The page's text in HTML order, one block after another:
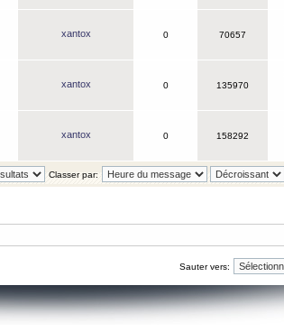
xantox 0 70657
xantox 0 135970
xantox 0 158292
Classer par:
Sauter vers: